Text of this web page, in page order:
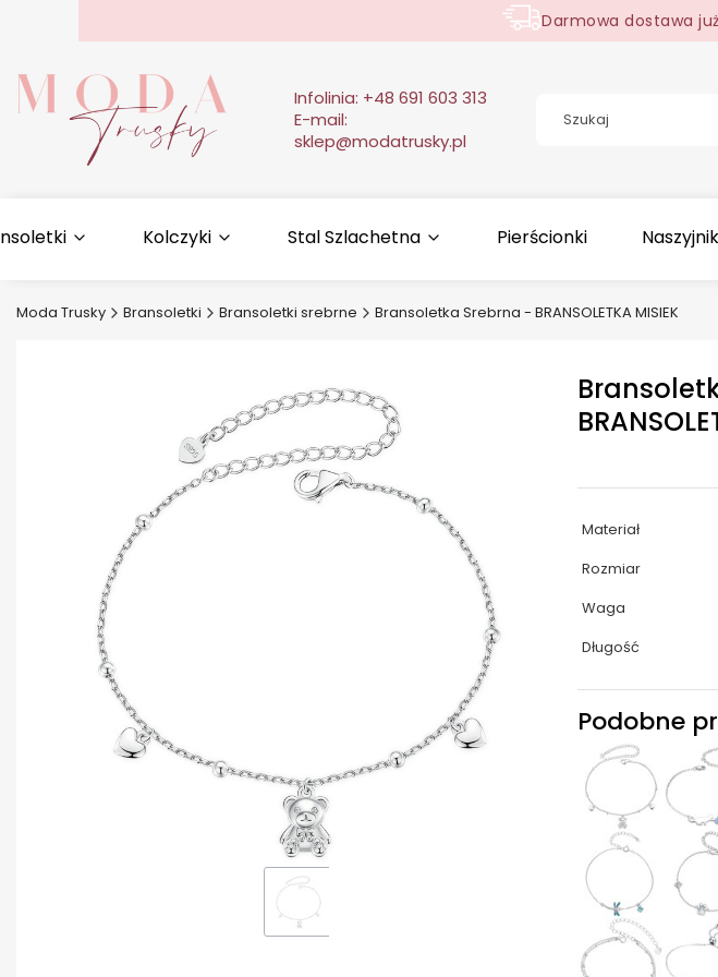
Darmowa dostawa
Infolinia: +48 691 603 313
E-mail:
sklep@modatrusky.pl
Kolczyki Stal Szlachetna Pierścionki
Moda Trusky Bransoletki Bransoletki srebrne Bransoletka Srebrna - BRANSOLETKA MISIEK
Materiał
Rozmiar
Waga
Długość
Podobne